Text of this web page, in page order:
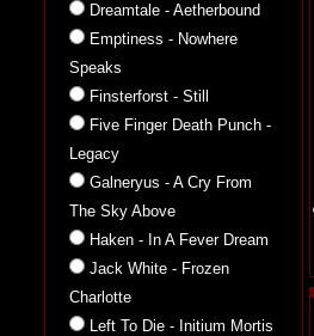
Dreamtale - Aetherbound
Emptiness - Nowhere
Speaks
Finsterforst - Still
Five Finger Death Punch -
Legacy
Galneryus - A Cry From
The Sky Above
Haken - In A Fever Dream
Jack White - Frozen
Charlotte
Left To Die - Initium Mortis